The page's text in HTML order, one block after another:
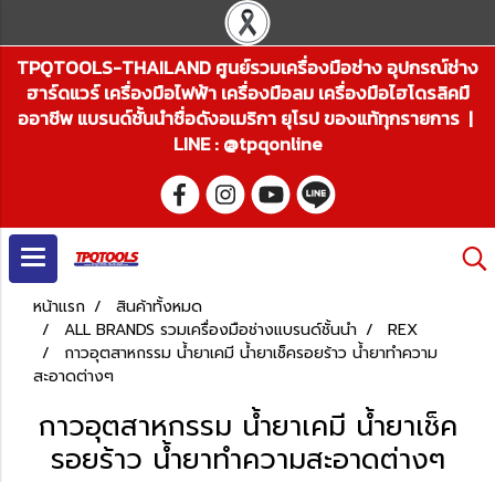
TPQTOOLS-THAILAND ศูนย์รวมเครื่องมือช่าง อุปกรณ์ช่าง
ฮาร์ดแวร์ เครื่องมือไฟฟ้า เครื่องมือลม เครื่องมือไฮโดรลิคมื
ออาชีพ แบรนด์ชั้นนำชื่อดังอเมริกา ยุโรป ของแท้ทุกรายการ |
LINE : @tpqonline
หน้าแรก
สินค้าทั้งหมด
ALL BRANDS รวมเครื่องมือช่างแบรนด์ชั้นนำ
REX
กาวอุตสาหกรรม น้ำยาเคมี น้ำยาเช็ครอยร้าว น้ำยาทำความ
สะอาดต่างๆ
กาวอุตสาหกรรม น้ำยาเคมี น้ำยาเช็ค
รอยร้าว น้ำยาทำความสะอาดต่างๆ